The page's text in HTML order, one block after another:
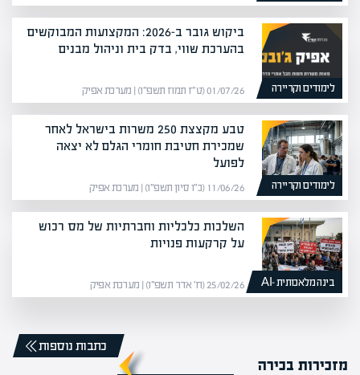
לימודים וקריירה
ביקוש גובר ב-2026: המקצועות המבוקשים
בהערכת שווי, בדק בית וניהול מבנים
01/07/26 (ט״ז תמוז תשפ״ו) | מערכת אפיק
לימודים וקריירה
טבע מקצצת 250 משרות בישראל לאחר
שמכירת חטיבת חומרי הגלם לא יצאה
לפועל
11/06/26 (כ״ו סיון תשפ״ו) | מערכת אפיק
בינה מלאכותית -AI
השלכות כלכליות וחברתיות של מס רכוש
על קרקעות פנויות
25/02/26 (ח׳ אדר תשפ״ו) | מערכת אפיק
מזכירות בכירה
כתבות נוספות